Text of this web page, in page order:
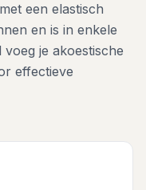
een elastisch
en is in enkele
je akoestische
effectieve